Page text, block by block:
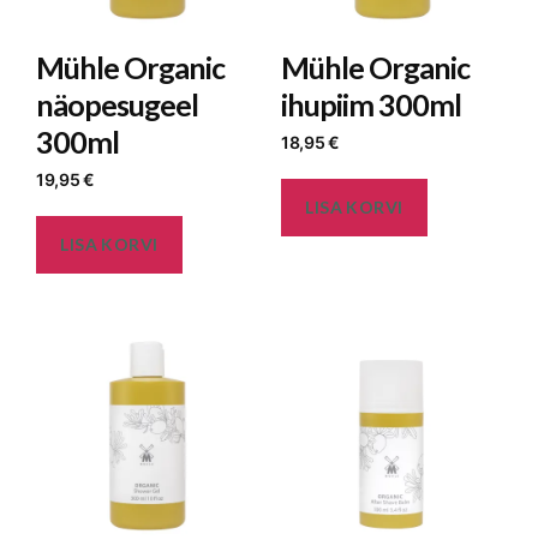
Mühle Organic
näopesugeel
300ml
19,95€
LISA KORVI
Mühle Organic
ihupiim 300ml
18,95€
LISA KORVI